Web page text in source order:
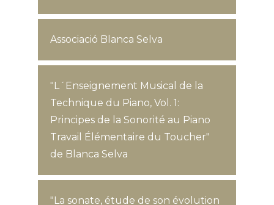
Associació Blanca Selva
"L´Enseignement Musical de la
Technique du Piano, Vol. 1:
Principes de la Sonorité au Piano
Travail Élémentaire du Toucher"
de Blanca Selva
"La sonate, étude de son évolution